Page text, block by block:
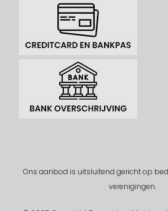
Ons aanbod is uitsluitend gericht op
verenigingen.